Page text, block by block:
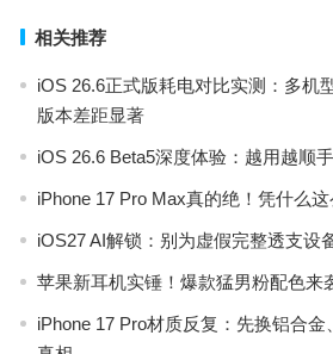
相关推荐
iOS 26.6正式版耗电对比实测：多机
版本差距显著
iOS 26.6 Beta5深度体验：越用越顺
iPhone 17 Pro Max真的绝！凭什么这
iOS27 AI解锁：别为虚假完整透支设
苹果新耳机实锤！爆款猛男粉配色来
iPhone 17 Pro材质反复：先换铝合